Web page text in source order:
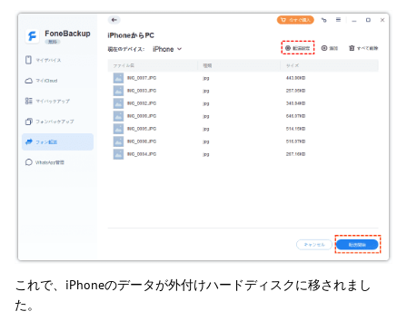
これで、iPhoneのデータが外付けハードディスクに移されまし
た。